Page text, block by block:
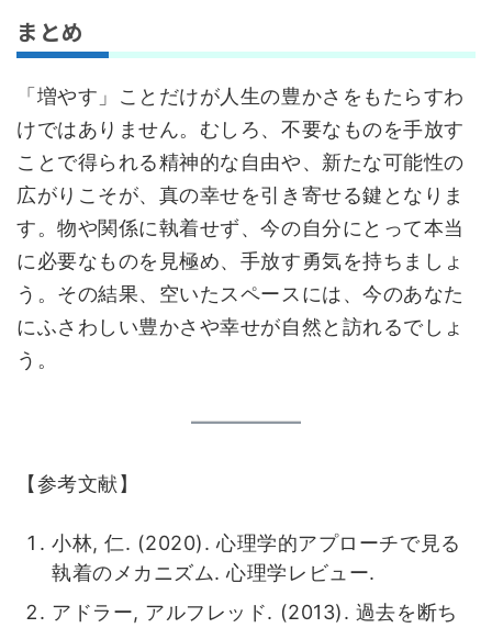
まとめ
「増やす」ことだけが人生の豊かさをもたらすわ
けではありません。むしろ、不要なものを手放す
ことで得られる精神的な自由や、新たな可能性の
広がりこそが、真の幸せを引き寄せる鍵となりま
す。物や関係に執着せず、今の自分にとって本当
に必要なものを見極め、手放す勇気を持ちましょ
う。その結果、空いたスペースには、今のあなた
にふさわしい豊かさや幸せが自然と訪れるでしょ
う。
【参考文献】
小林, 仁. (2020). 心理学的アプローチで見る
執着のメカニズム. 心理学レビュー.
アドラー, アルフレッド. (2013). 過去を断ち